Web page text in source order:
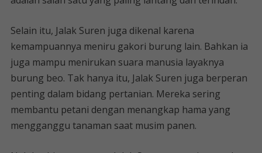
Selain itu, Jalak Suren juga dikenal karena
kemampuannya meniru gakori burung lain. Bahkan ia
juga mampu menirukan suara manusia layaknya
burung beo. Tak hanya itu, Jalak Suren juga berperan
penting dalam bidang pertanian. Mereka sering
membantu petani dengan menangkap hama yang
mengganggu tanaman saat musim panen.